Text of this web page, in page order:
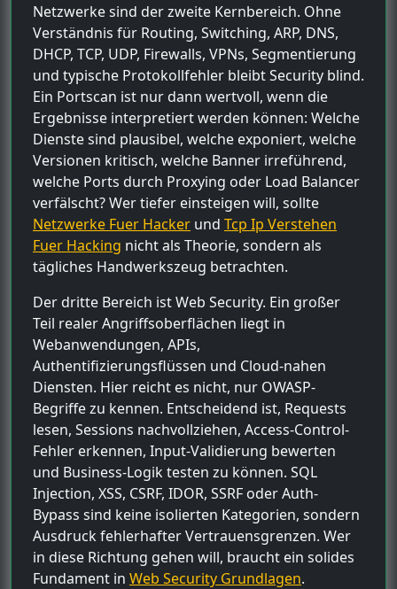
Netzwerke sind der zweite Kernbereich. Ohne
Verständnis für Routing, Switching, ARP, DNS,
DHCP, TCP, UDP, Firewalls, VPNs, Segmentierung
und typische Protokollfehler bleibt Security blind.
Ein Portscan ist nur dann wertvoll, wenn die
Ergebnisse interpretiert werden können: Welche
Dienste sind plausibel, welche exponiert, welche
Versionen kritisch, welche Banner irreführend,
welche Ports durch Proxying oder Load Balancer
verfälscht? Wer tiefer einsteigen will, sollte
Netzwerke Fuer Hacker und Tcp Ip Verstehen
Fuer Hacking nicht als Theorie, sondern als
tägliches Handwerkszeug betrachten.
Der dritte Bereich ist Web Security. Ein großer
Teil realer Angriffsoberflächen liegt in
Webanwendungen, APIs,
Authentifizierungsflüssen und Cloud-nahen
Diensten. Hier reicht es nicht, nur OWASP-
Begriffe zu kennen. Entscheidend ist, Requests
lesen, Sessions nachvollziehen, Access-Control-
Fehler erkennen, Input-Validierung bewerten
und Business-Logik testen zu können. SQL
Injection, XSS, CSRF, IDOR, SSRF oder Auth-
Bypass sind keine isolierten Kategorien, sondern
Ausdruck fehlerhafter Vertrauensgrenzen. Wer
in diese Richtung gehen will, braucht ein solides
Fundament in Web Security Grundlagen.